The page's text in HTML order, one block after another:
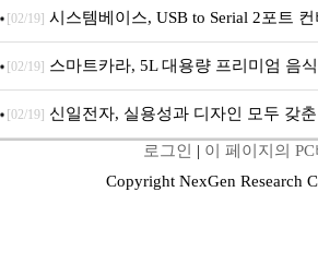
대상 P12 프로 PST 증정 프로모션 진행
[02/19] 시스템베이스, USB to Serial 2포트
시
[02/19] 스마트카라, 5L 대용량 프리미엄 음
그라나이트S 출시
[02/19] 신일전자, 실용성과 디자인 모두 갖
로그인 | 이 페이지의 PC
Copyright NexGen Research